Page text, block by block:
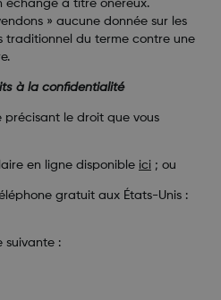
échange à titre onéreux.
» aucune donnée sur les
traditionnel du terme contre une
à la confidentialité
précisant le droit que vous
en ligne disponible ici ; ou
gratuit aux États-Unis :
suivante :